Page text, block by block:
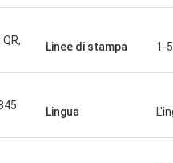
Linee di stampa 1-
Lingua